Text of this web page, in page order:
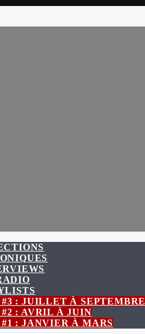
#3 : JUILLET À SEPTEMBRE
#2 : AVRIL À JUIN
#1 : JANVIER À MARS